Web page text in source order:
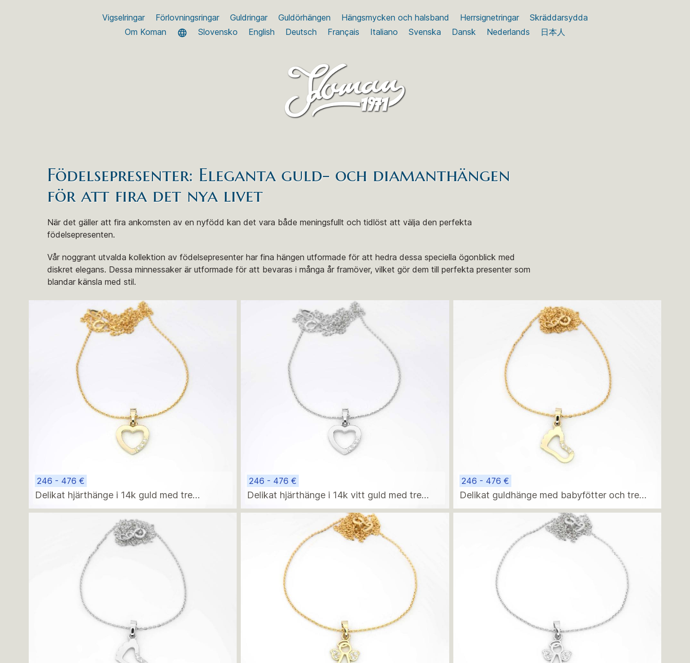
Vigselringar Förlovningsringar Guldringar Guldörhängen Hängsmycken och halsband Herrsignetringar
Skräddarsydda
Om Koman
Slovensko English Deutsch Français Italiano Svenska Dansk Nederlands 日本人
Födelsepresenter: Eleganta guld- och diamanthängen
för att fira det nya livet
När det gäller att fira ankomsten av en nyfödd kan det vara både meningsfullt och tidlöst att välja den perfekta
födelsepresenten.
Vår noggrant utvalda kollektion av födelsepresenter har fina hängen utformade för att hedra dessa speciella ögonblick med
diskret elegans. Dessa minnessaker är utformade för att bevaras i många år framöver, vilket gör dem till perfekta presenter som
blandar känsla med stil.
246 - 476 €
Delikat hjärthänge i 14k guld med tre
diamanter – alternativt hänge eller halsband
246 - 476 €
Delikat hjärthänge i 14k vitt guld med tre
diamanter – modern minimalistisk design
246 - 476 €
Delikat guldhänge med babyfötter och tre
gnistrande diamanter